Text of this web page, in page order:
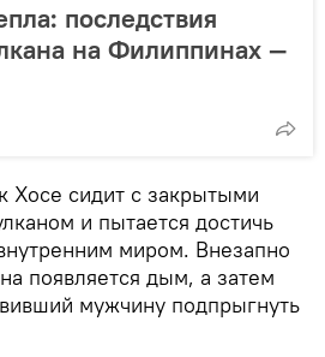
последствия
на Филиппинах —
Хосе сидит с закрытыми
и пытается достичь
миром. Внезапно
появляется дым, а затем
мужчину подпрыгнуть